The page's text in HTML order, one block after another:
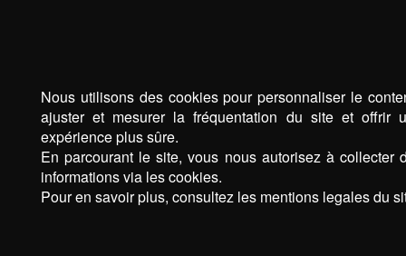
Nous utilisons des cookies pour personnaliser le
ajuster et mesurer la fréquentation du site et offrir
expérience plus sûre.
En parcourant le site, vous nous autorisez à collecter
informations via les cookies.
Pour en savoir plus, consultez les mentions legales du